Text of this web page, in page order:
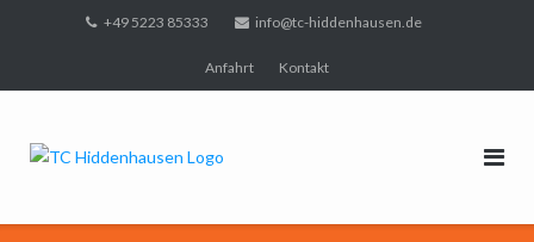
+49 5223 85333 info@tc-hiddenhausen.de
Anfahrt Kontakt